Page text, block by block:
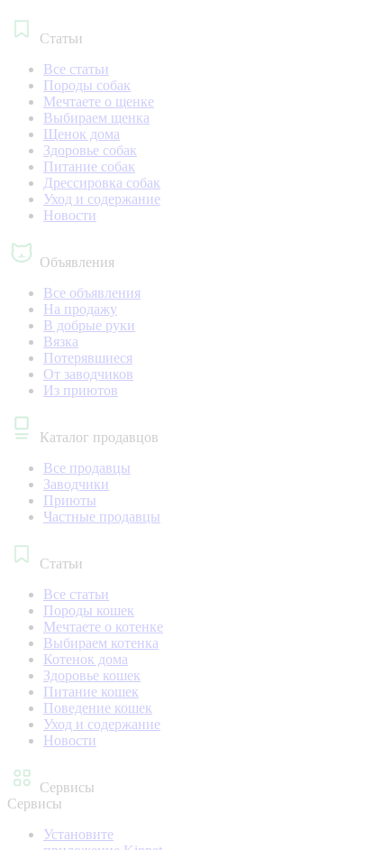
Статьи
Все статьи
Породы собак
Мечтаете о щенке
Выбираем щенка
Щенок дома
Здоровье собак
Питание собак
Дрессировка собак
Уход и содержание
Новости
Объявления
Все объявления
На продажу
В добрые руки
Вязка
Потерявшиеся
От заводчиков
Из приютов
Каталог продавцов
Все продавцы
Заводчики
Приюты
Частные продавцы
Статьи
Все статьи
Породы кошек
Мечтаете о котенке
Выбираем котенка
Котенок дома
Здоровье кошек
Питание кошек
Поведение кошек
Уход и содержание
Новости
Сервисы
Сервисы
Установите